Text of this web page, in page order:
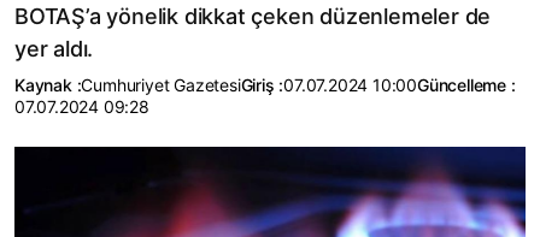
BOTAŞ’a yönelik dikkat çeken düzenlemeler de
yer aldı.
Kaynak :Cumhuriyet GazetesiGiriş :07.07.2024 10:00Güncelleme :
07.07.2024 09:28